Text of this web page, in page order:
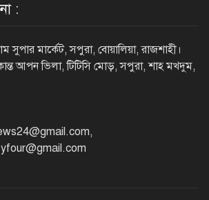
৫৪ রানে অলআউট হয়ে ইনিংস ব্যবধানে
হারল বাংলাদেশ
মন্তব্য থেকে ইউ-টার্ন কঙ্গনা রনৌতের
:
সুপার মার্কেট, সপুরা, বোয়ালিয়া, রাজশাহী।
আপন ভিলা, টিটিসি মোড়, সপুরা, শাহ মখদুম,
,